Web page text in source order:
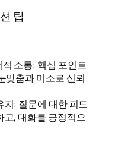
팁
소통: 핵심 포인트
맞춤과 미소로 신뢰
지: 질문에 대한 피드
고, 대화를 긍정적으